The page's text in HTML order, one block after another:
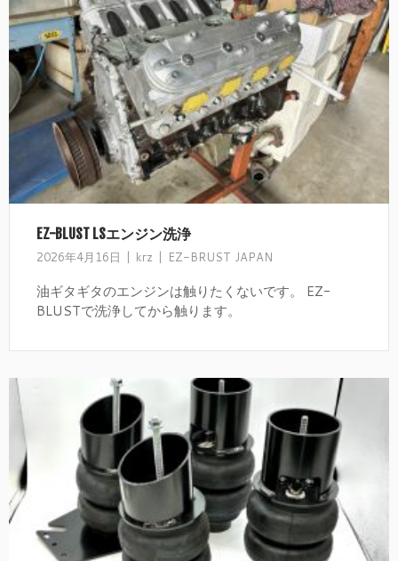
EZ-BLUST LSエンジン洗浄
2026年4月16日 krz EZ-BRUST JAPAN
油ギタギタのエンジンは触りたくないです。 EZ-
BLUSTで洗浄してから触ります。